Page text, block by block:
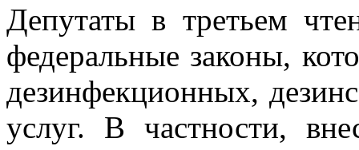
Депутаты в третьем
федеральные законы,
дезинфекционных,
услуг. В частности,